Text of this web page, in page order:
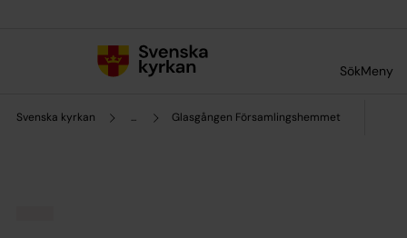
SökMeny
Svenska kyrkan ... Glasgången Församlingshemmet